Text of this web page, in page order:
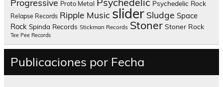
Progressive Proto Metal Psychedelic Rock
Relapse Records Ripple Music slider Sludge Space
Rock Spinda Records Stickman Records Stoner Stoner Rock
Tee Pee Records
Publicaciones por Fecha